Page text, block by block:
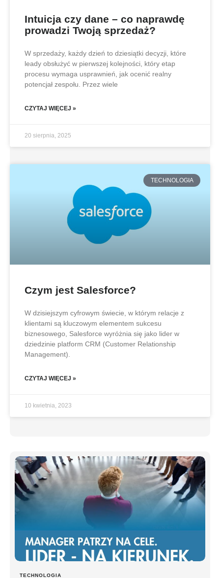
Intuicja czy dane – co naprawdę
prowadzi Twoją sprzedaż?
W sprzedaży, każdy dzień to dziesiątki decyzji, które
leady obsłużyć w pierwszej kolejności, który etap
procesu wymaga usprawnień, jak ocenić realny
potencjał zespołu. Przez wiele
CZYTAJ WIĘCEJ »
20 sierpnia, 2025
TECHNOLOGIA
Czym jest Salesforce?
W dzisiejszym cyfrowym świecie, w którym relacje z
klientami są kluczowym elementem sukcesu
biznesowego, Salesforce wyróżnia się jako lider w
dziedzinie platform CRM (Customer Relationship
Management).
CZYTAJ WIĘCEJ »
10 kwietnia, 2023
TECHNOLOGIA